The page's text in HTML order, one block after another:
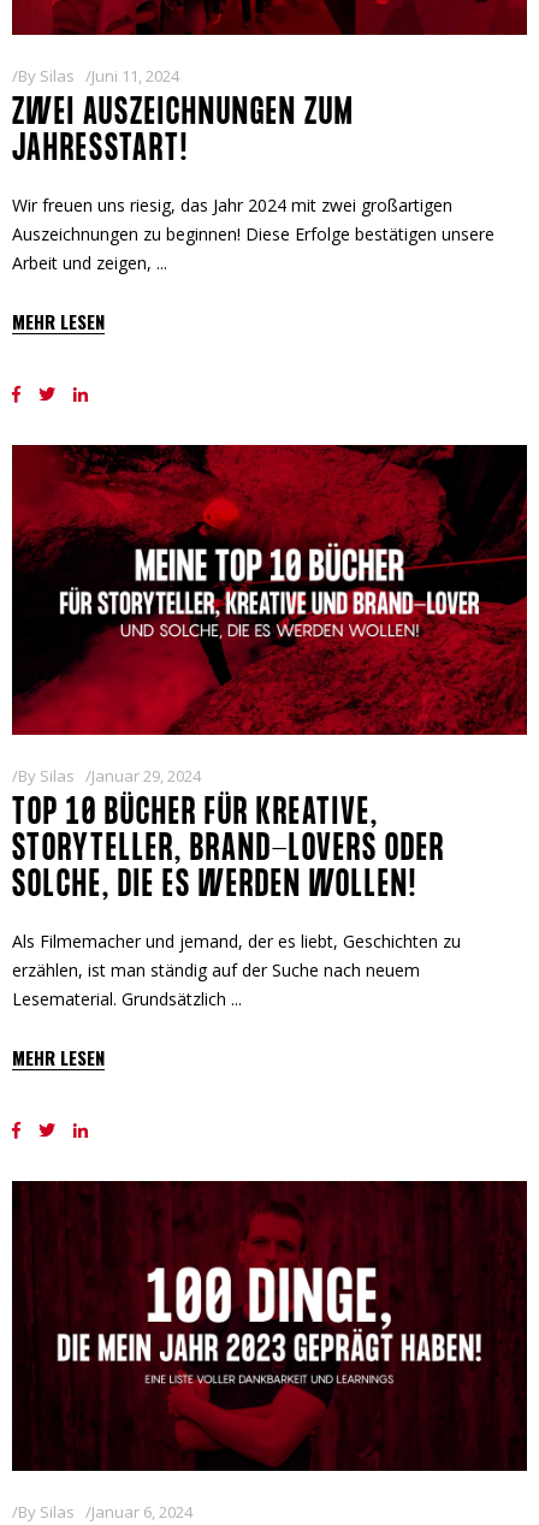
By Silas Juni 11, 2024
ZWEI AUSZEICHNUNGEN ZUM
JAHRESSTART!
Wir freuen uns riesig, das Jahr 2024 mit zwei großartigen
Auszeichnungen zu beginnen! Diese Erfolge bestätigen unsere
Arbeit und zeigen,
MEHR LESEN
By Silas Januar 29, 2024
TOP 10 BÜCHER FÜR KREATIVE,
STORYTELLER, BRAND-LOVERS ODER
SOLCHE, DIE ES WERDEN WOLLEN!
Als Filmemacher und jemand, der es liebt, Geschichten zu
erzählen, ist man ständig auf der Suche nach neuem
Lesematerial. Grundsätzlich
MEHR LESEN
By Silas Januar 6, 2024